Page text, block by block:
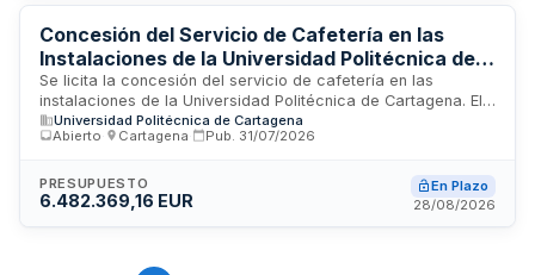
bebidas, así como el mantenimiento de estándares de
calidad e higiene conforme a la normativa vigente.
Concesión del Servicio de Cafetería en las
Instalaciones de la Universidad Politécnica de
Cartagena
Se licita la concesión del servicio de cafetería en las
instalaciones de la Universidad Politécnica de Cartagena. El
contrato tiene naturaleza administrativa y se califica como
Concesión de Servicios, implicando la transferencia al
contrapartida el derecho a explotar el servicio. El régimen
jurídico se rige por la Ley de Contratos del Sector Público y
Universidad Politécnica de Cartagena
Abierto
Cartagena Pub. 31/07/2026
PRESUPUESTO
6.482.369,16 EUR
En Plazo
28/08/2026